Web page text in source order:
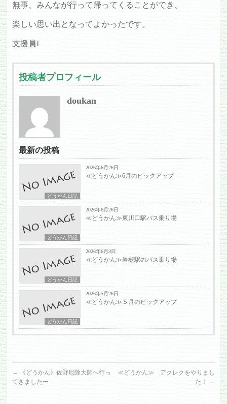
無事、みんなが行って帰ってくることができ、
楽しい思い出となってよかったです。
支援員I
投稿者プロフィール
doukan
最新の投稿
どうかん日記
2026年6月26日
≪どうかん≫6月のピックアップ
どうかん日記
2026年6月26日
≪どうかん≫東川口駅バス乗り場
どうかん日記
2026年6月3日
≪どうかん≫岩槻駅のバス乗り場
どうかん日記
2026年5月26日
≪どうかん≫５月のピックアップ
←
《どうかん》佐野厄除大師へ行っ
てきましたー
≪どうかん≫ アクレクをやりまし
た！
→